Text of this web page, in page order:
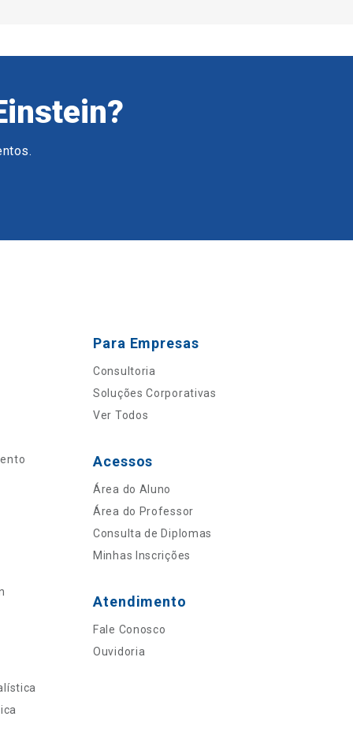
Para Empresas
Consultoria
Soluções Corporativas
Ver Todos
Acessos
Área do Aluno
Área do Professor
Consulta de Diplomas
Minhas Inscrições
Atendimento
Fale Conosco
Ouvidoria